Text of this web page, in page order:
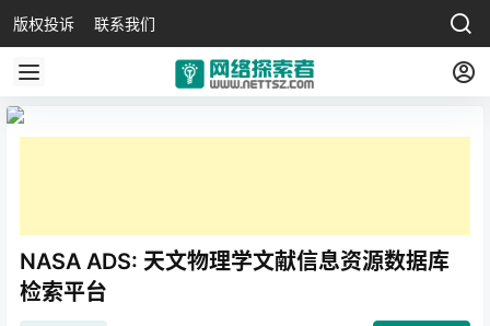
版权投诉 联系我们
NASA ADS: 天文物理学文献信息资源数据库
检索平台